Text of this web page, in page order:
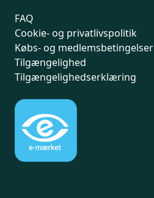
FAQ
Cookie- og privatlivspolitik
Købs- og medlemsbetingelser
Tilgængelighed
Tilgængelighedserklæring